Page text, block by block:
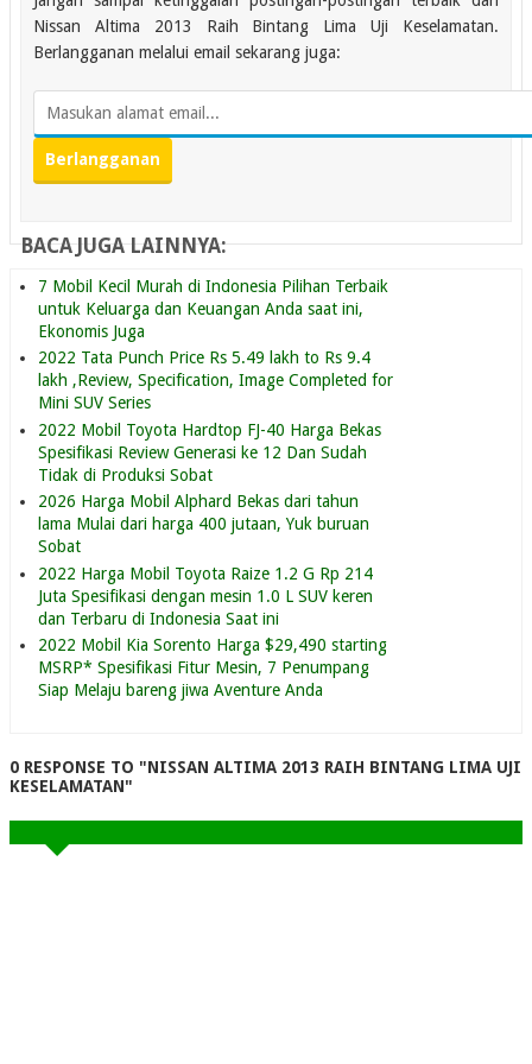
Nissan Altima 2013 Raih Bintang Lima Uji Keselamatan.
Berlangganan melalui email sekarang juga:
BACA JUGA LAINNYA:
7 Mobil Kecil Murah di Indonesia Pilihan Terbaik
untuk Keluarga dan Keuangan Anda saat ini,
Ekonomis Juga
2022 Tata Punch Price Rs 5.49 lakh to Rs 9.4
lakh ,Review, Specification, Image Completed for
Mini SUV Series
2022 Mobil Toyota Hardtop FJ-40 Harga Bekas
Spesifikasi Review Generasi ke 12 Dan Sudah
Tidak di Produksi Sobat
2026 Harga Mobil Alphard Bekas dari tahun
lama Mulai dari harga 400 jutaan, Yuk buruan
Sobat
2022 Harga Mobil Toyota Raize 1.2 G Rp 214
Juta Spesifikasi dengan mesin 1.0 L SUV keren
dan Terbaru di Indonesia Saat ini
2022 Mobil Kia Sorento Harga $29,490 starting
MSRP* Spesifikasi Fitur Mesin, 7 Penumpang
Siap Melaju bareng jiwa Aventure Anda
0 RESPONSE TO "NISSAN ALTIMA 2013 RAIH BINTANG LIMA UJI
KESELAMATAN"